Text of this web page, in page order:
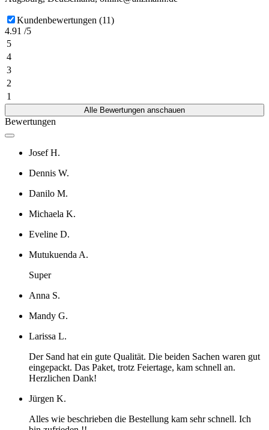
Kundenbewertungen (11)
4.91 /5
5
4
3
2
1
Alle Bewertungen anschauen
Bewertungen
Josef H.
Dennis W.
Danilo M.
Michaela K.
Eveline D.
Mutukuenda A.
Super
Anna S.
Mandy G.
Larissa L.
Der Sand hat ein gute Qualität. Die beiden Sachen waren gut
eingepackt. Das Paket, trotz Feiertage, kam schnell an.
Herzlichen Dank!
Jürgen K.
Alles wie beschrieben die Bestellung kam sehr schnell. Ich